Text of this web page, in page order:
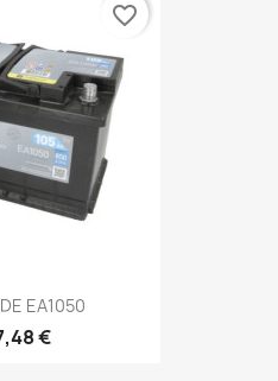
EA1050
€
favorite_border